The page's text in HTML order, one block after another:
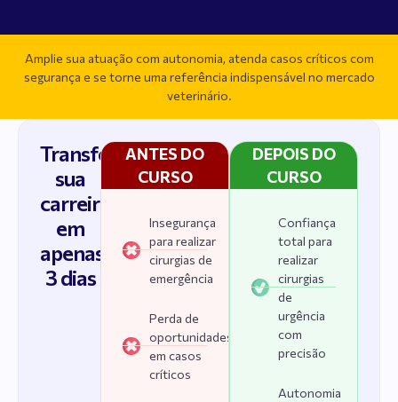
Amplie sua atuação com autonomia, atenda casos críticos com
segurança e se torne uma referência indispensável no mercado
veterinário.
Transforme
sua
carreira
em
apenas
3 dias
Insegurança
para realizar
cirurgias de
emergência
Perda de
oportunidades
em casos
críticos
Confiança
total para
realizar
cirurgias
de
urgência
com
precisão
Autonomia